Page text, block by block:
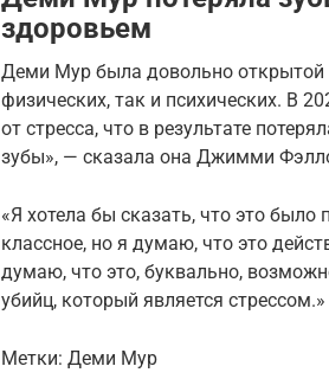
здоровьем
Деми Мур была довольно открытой
физических, так и психических. В
от стресса, что в результате
зубы», — сказала она Джимми
«Я хотела бы сказать, что это было
классное, но я думаю, что это
думаю, что это, буквально,
убийц, который является стрессом.»
Метки: Деми Мур